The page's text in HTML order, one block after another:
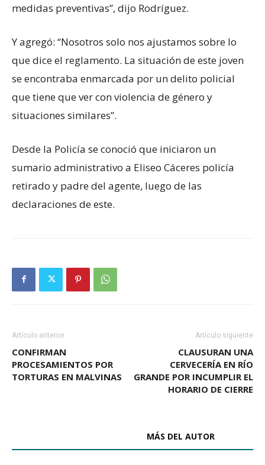
medidas preventivas”, dijo Rodríguez.
Y agregó: “Nosotros solo nos ajustamos sobre lo
que dice el reglamento. La situación de este joven
se encontraba enmarcada por un delito policial
que tiene que ver con violencia de género y
situaciones similares”.
Desde la Policía se conoció que iniciaron un
sumario administrativo a Eliseo Cáceres policía
retirado y padre del agente, luego de las
declaraciones de este.
Artículo anterior
CONFIRMAN
PROCESAMIENTOS POR
TORTURAS EN MALVINAS
Artículo siguiente
CLAUSURAN UNA
CERVECERÍA EN RÍO
GRANDE POR INCUMPLIR EL
HORARIO DE CIERRE
MÁS DEL AUTOR